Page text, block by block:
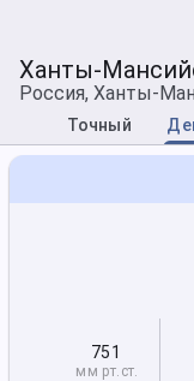
Ханты-
Россия, Ханты-
Точный
751
мм рт.ст.